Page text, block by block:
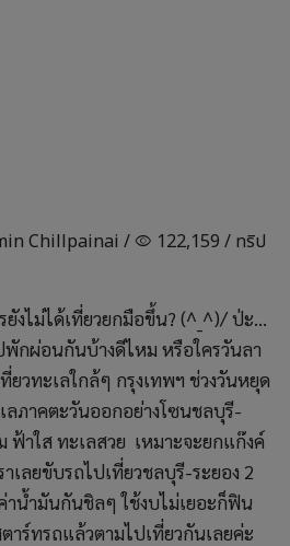
Chillpainai / visibility 122,159 / ทริป
งไม่ได้เที่ยวยกมือขึ้น? (^_^)/ ป่ะ…
กผ่อนกันบ้างดีไหม หรือใครวันลา
วทะเลใกล้ๆ กรุงเทพฯ ช่วงวันหยุด
ลภาคตะวันออกอย่างโซนชลบุรี-
ฟ้าใส ทะเลสวย เหมาะจะยกแก๊งค์
เลยขับรถไปเที่ยวชลบุรี-ระยอง 2
าน้ำมันกันชิลๆ ใช้งบไม่เยอะก็ฟิน
ร์ทรถแล้วตามไปเที่ยวกันเลยค่ะ